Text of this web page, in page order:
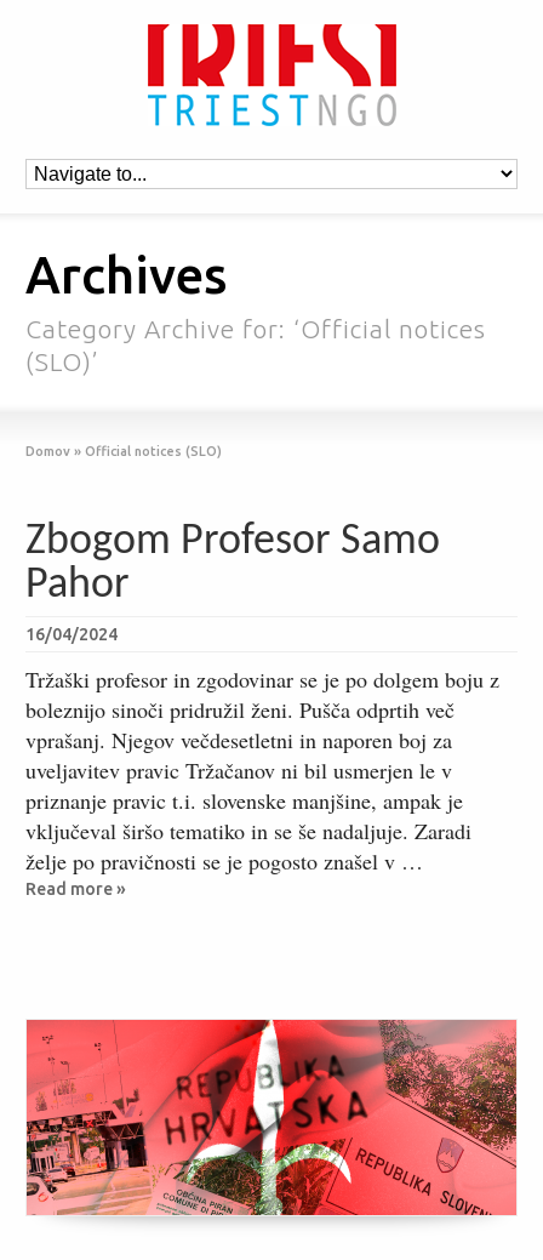
Archives
Category Archive for: ‘Official notices
(SLO)’
Domov » Official notices (SLO)
Zbogom Profesor Samo
Pahor
16/04/2024
Tržaški profesor in zgodovinar se je po dolgem boju z
boleznijo sinoči pridružil ženi. Pušča odprtih več
vprašanj. Njegov večdesetletni in naporen boj za
uveljavitev pravic Tržačanov ni bil usmerjen le v
priznanje pravic t.i. slovenske manjšine, ampak je
vključeval širšo tematiko in se še nadaljuje. Zaradi
želje po pravičnosti se je pogosto znašel v …
Read more »